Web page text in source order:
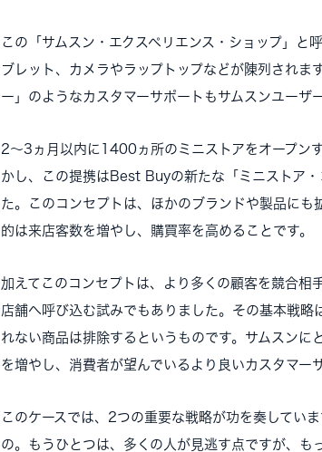
この「サムスン・エクスペリエンス・ショップ」と
ブレット、カメラやラップトップなどが陳列され
ー」のようなカスタマーサポートもサムスンユーザ
2～3ヵ月以内に1400ヵ所のミニストアをオープン
かし、この提携はBest Buyの新たな「ミニストア
た。このコンセプトは、ほかのブランドや製品に
的は来店客数を増やし、購買率を高めることです。
加えてこのコンセプトは、より多くの顧客を競合相
店舗へ呼び込む試みでもありました。その基本戦略
れない商品は排除するというものです。サムスン
を増やし、消費者が望んでいるより良いカスタマー
このケースでは、2つの重要な戦略が功を奏してい
の。もうひとつは、多くの人が見逃す点ですが、も